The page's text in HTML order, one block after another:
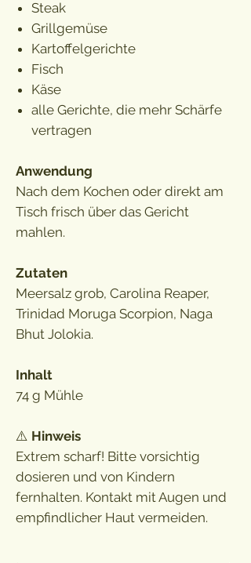
Steak
Grillgemüse
Kartoffelgerichte
Fisch
Käse
alle Gerichte, die mehr Schärfe
vertragen
Anwendung
Nach dem Kochen oder direkt am
Tisch frisch über das Gericht
mahlen.
Zutaten
Meersalz grob, Carolina Reaper,
Trinidad Moruga Scorpion, Naga
Bhut Jolokia.
Inhalt
74 g Mühle
⚠️ Hinweis
Extrem scharf! Bitte vorsichtig
dosieren und von Kindern
fernhalten. Kontakt mit Augen und
empfindlicher Haut vermeiden.